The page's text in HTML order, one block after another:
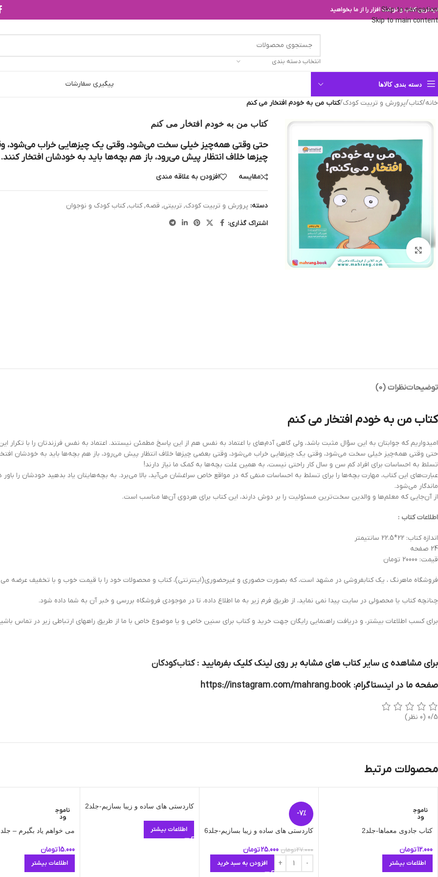
Skip to navigation
Skip to main content
کتاب و نوشت افزار را از ما بخواهید
انتخاب دسته بندی
دسته بندی کالاها پیگیری سفارشات
خانه/کتاب/پرورش و تربیت کودک/کتاب من به خودم افتخار می کنم
بزرگنمایی تصویر
کتاب من به خودم افتخار می کنم
حتي وقتي همه‌چيز خيلي سخت مي‌شود، وقتي يک چيزهايي خراب مي‌شود،
چيزها خلاف انتظار پيش مي‌رود، باز هم بچه‌ها بايد به خودشان افتخار کنند.
مقایسه افزودن به علاقه مندی
دسته: پرورش و تربیت کودک, تربیتی, قصه, کتاب, کتاب کودک و نوجوان
اشتراک گذاری:
توضیحاتنظرات (0)
کتاب من به خودم افتخار می کنم
اميدواريم که جوابتان به اين سؤال‌ مثبت باشد، ولي گاهي آدم‌هاي با اعتماد به نفس هم از اين پاسخ مطمئن نيستند. اعتماد به نفس فرزندتان را با تکرار
حتي وقتي همه‌چيز خيلي سخت مي‌شود، وقتي يک چيزهايي خراب مي‌شود، وقتي بعضي چيزها خلاف انتظار پيش مي‌رود، باز هم بچه‌ها بايد به خودشان
تسلط به احساسات براي افراد کم سن و سال کار راحتي نيست، به همين علت بچه‌ها به کمک ما نياز دارند!
عبارت‌هاي اين کتاب، مهارت بچه‌ها را براي تسلط به احساسات منفي که در مواقع خاص سراغشان مي‌آيد، بالا مي‌برد. به بچه‌هايتان ياد بدهيد خودشان را
ماندگار مي‌شود.
از آن‌جايي که معلم‌ها و والدين سخت‌ترين مسئوليت را بر دوش دارند، اين کتاب براي هردوي آن‌ها مناسب است.
اطلاعات کتاب :
اندازه کتاب: 22*22.5 سانتیمتر
24 صفحه
قیمت: 20000 تومان
فروشگاه ماهرنگ ، یک کتابفروشی در مشهد است، که بصورت حضوری و غیرحضوری(اینترنتی)، کتاب و محصولات خود را با قیمت خوب و با تخفیف عرضه می
چنانچه کتاب یا محصولی در سایت پیدا نمی نماید، از طریق فرم زیر به ما اطلاع داده، تا در موجودی فروشگاه بررسی و خبر آن به شما داده شود.
برای کسب اطلاعات بیشتر، و دریافت راهنمایی رایگان جهت خرید و کتاب برای سنین خاص و یا موضوع خاص با ما از طریق راههای ارتباطی زیر در تماس
برای مشاهده ی سایر کتاب های مشابه بر روی لینک کلیک بفرمایید :کتاب کودکان
صفحه ما در اینستاگرام:https://instagram.com/mahrang.book
0/5 (0 نظر)
محصولات مرتبط
ناموج
ود
کتاب جادوی معماها-جلد2
12.000تومان
اطلاعات بیشتر
-7%
کاردستی های ساده و زیبا بسازیم-جلد6
27.000تومان 25.000تومان
افزودن به سبد خرید
کاردستی های ساده و زیبا بسازیم-جلد2
اطلاعات بیشتر
ناموج
ود
می خواهم یاد بگیرم – جلد
15.000تومان
اطلاعات بیشتر